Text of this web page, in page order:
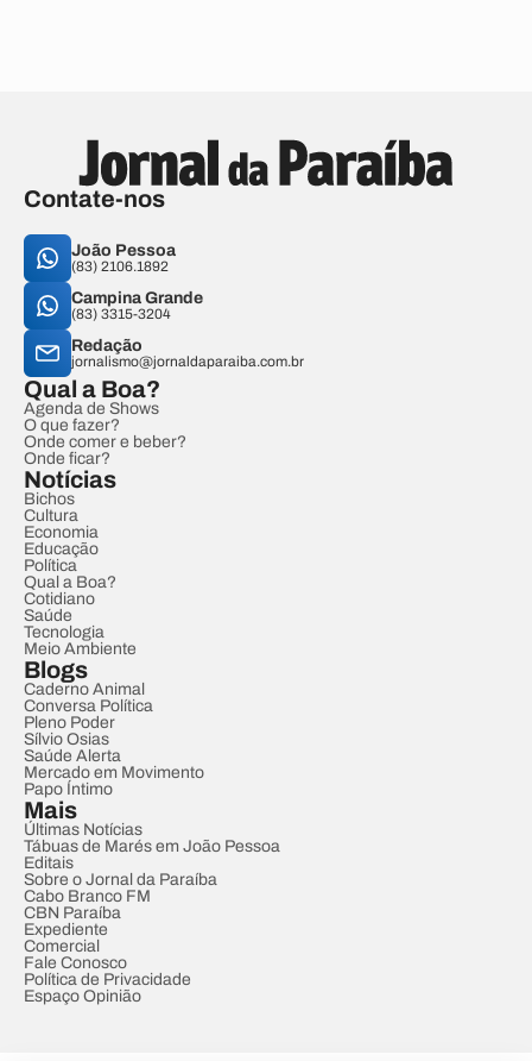
Contate-nos
João Pessoa
(83) 2106.1892
Campina Grande
(83) 3315-3204
Redação
jornalismo@jornaldaparaiba.com.br
Qual a Boa?
Agenda de Shows
O que fazer?
Onde comer e beber?
Onde ficar?
Notícias
Bichos
Cultura
Economia
Educação
Política
Qual a Boa?
Cotidiano
Saúde
Tecnologia
Meio Ambiente
Blogs
Caderno Animal
Conversa Política
Pleno Poder
Sílvio Osias
Saúde Alerta
Mercado em Movimento
Papo Íntimo
Mais
Últimas Notícias
Tábuas de Marés em João Pessoa
Editais
Sobre o Jornal da Paraíba
Cabo Branco FM
CBN Paraíba
Expediente
Comercial
Fale Conosco
Política de Privacidade
Espaço Opinião